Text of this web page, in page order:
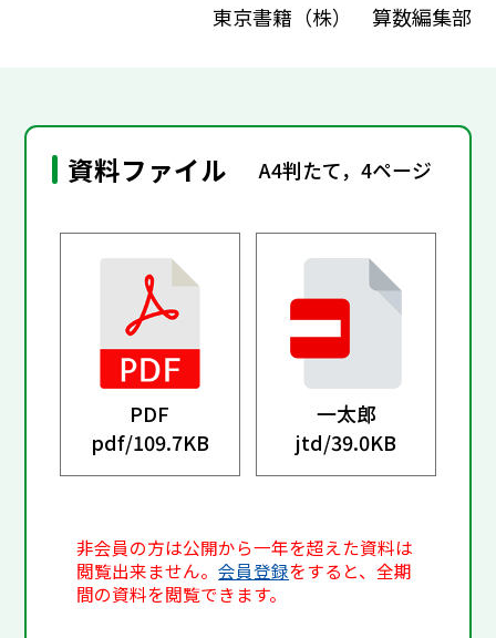
東京書籍（株） 算数編集部
資料ファイル A4判たて，4ページ
PDF
pdf/109.7KB
一太郎
jtd/39.0KB
非会員の方は公開から一年を超えた資料は
閲覧出来ません。会員登録をすると、全期
間の資料を閲覧できます。